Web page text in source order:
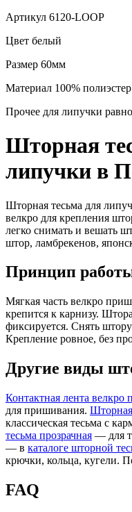
Артикул 6120-LOOP
Цвет белый
Размер 60мм
Материал 100% полиэстер
Прочее для липучки
Шторная
липучки в
Шторная тесьма для
велкро для крепления
легко снимать и вешать
штор, ламбрекенов,
Принцип
Мягкая часть велкро
крепится к карнизу.
фиксируется. Снять
Крепление ровное, без
Другие виды
Контактная лента велкро
для пришивания. Шторная
классическая тесьма с
тесьма прозрачная — для
— в каталоге шторной
крючки, кольца, кугели.
FAQ